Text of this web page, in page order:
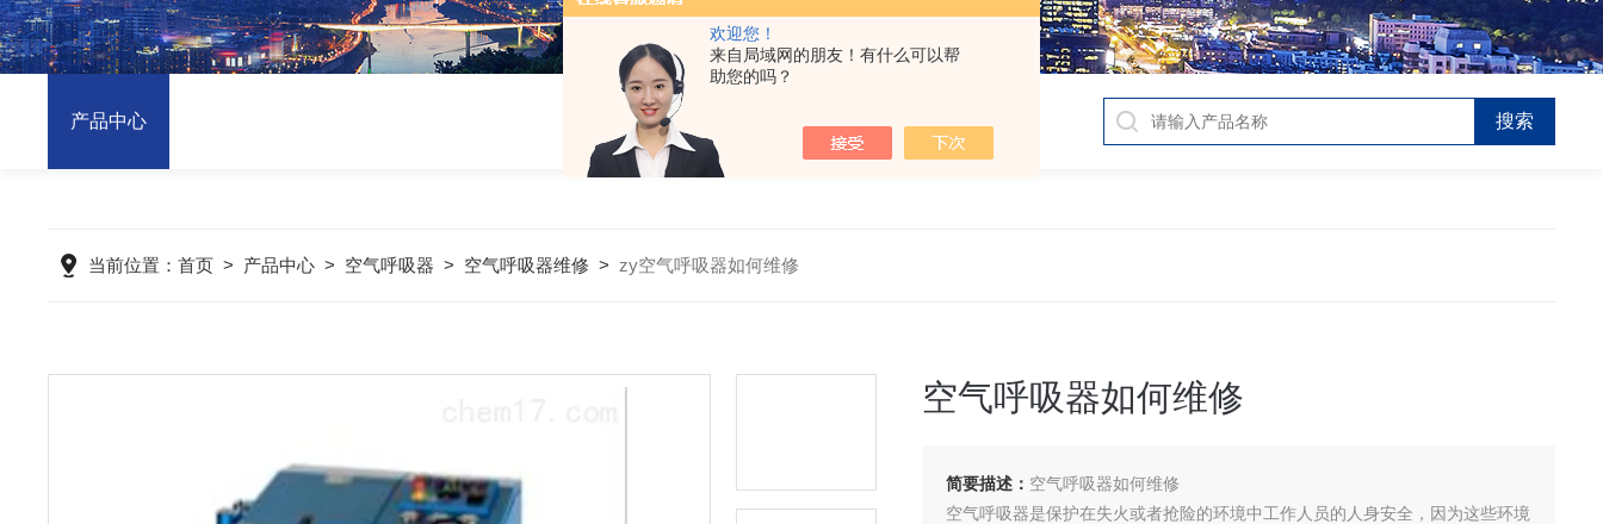
欢迎您！
来自局域网的朋友！有什么可以帮
助您的吗？
产品中心
当前位置：首页 > 产品中心 > 空气呼吸器 > 空气呼吸器维修 > zy空气呼吸器如何维修
空气呼吸器如何维修
简要描述： 空气呼吸器如何维修
空气呼吸器是保护在失火或者抢险的环境中工作人员的人身安全，因为这些环境